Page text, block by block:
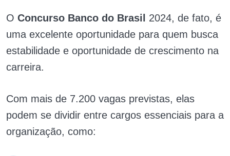
O Concurso Banco do Brasil 2024, de fato, é
uma excelente oportunidade para quem busca
estabilidade e oportunidade de crescimento na
carreira.
Com mais de 7.200 vagas previstas, elas
podem se dividir entre cargos essenciais para a
organização, como: